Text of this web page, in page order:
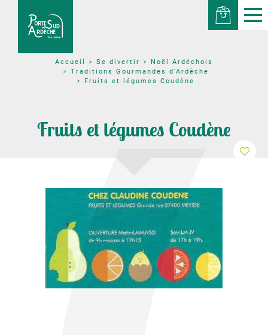
Accueil Se divertir
Noël Ardéchois
Traditions Gourmandes d'Ardèche
Fruits et légumes Coudène
Fruits et légumes Coudène